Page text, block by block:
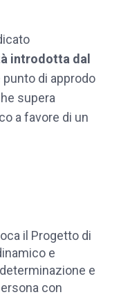
introdotta dal
punto di approdo
supera
a favore di un
il Progetto di
e
e
con